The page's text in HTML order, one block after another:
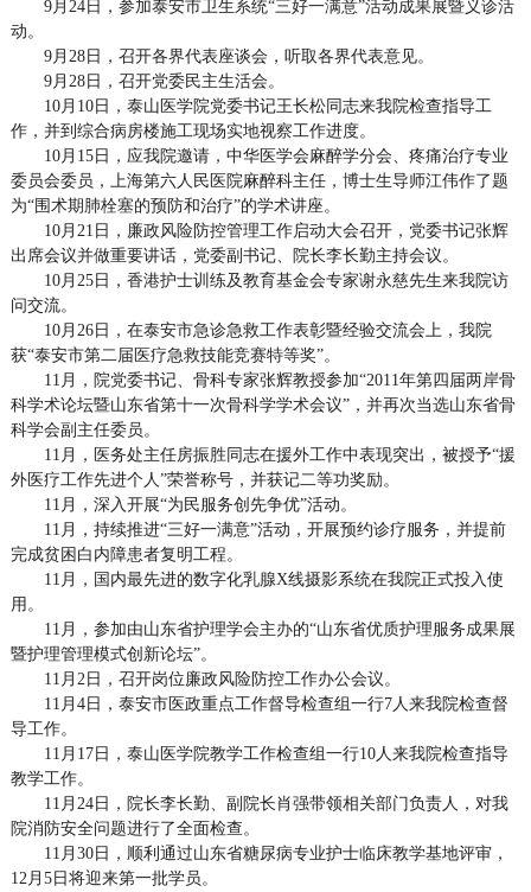
9月24日，参加泰安市卫生系统“三好一满意”活动成果展暨义诊活
动。
9月28日，召开各界代表座谈会，听取各界代表意见。
9月28日，召开党委民主生活会。
10月10日，泰山医学院党委书记王长松同志来我院检查指导工
作，并到综合病房楼施工现场实地视察工作进度。
10月15日，应我院邀请，中华医学会麻醉学分会、疼痛治疗专业
委员会委员，上海第六人民医院麻醉科主任，博士生导师江伟作了题
为“围术期肺栓塞的预防和治疗”的学术讲座。
10月21日，廉政风险防控管理工作启动大会召开，党委书记张辉
出席会议并做重要讲话，党委副书记、院长李长勤主持会议。
10月25日，香港护士训练及教育基金会专家谢永慈先生来我院访
问交流。
10月26日，在泰安市急诊急救工作表彰暨经验交流会上，我院
获“泰安市第二届医疗急救技能竞赛特等奖”。
11月，院党委书记、骨科专家张辉教授参加“2011年第四届两岸骨
科学术论坛暨山东省第十一次骨科学学术会议”，并再次当选山东省骨
科学会副主任委员。
11月，医务处主任房振胜同志在援外工作中表现突出，被授予“援
外医疗工作先进个人”荣誉称号，并获记二等功奖励。
11月，深入开展“为民服务创先争优”活动。
11月，持续推进“三好一满意”活动，开展预约诊疗服务，并提前
完成贫困白内障患者复明工程。
11月，国内最先进的数字化乳腺X线摄影系统在我院正式投入使
用。
11月，参加由山东省护理学会主办的“山东省优质护理服务成果展
暨护理管理模式创新论坛”。
11月2日，召开岗位廉政风险防控工作办公会议。
11月4日，泰安市医政重点工作督导检查组一行7人来我院检查督
导工作。
11月17日，泰山医学院教学工作检查组一行10人来我院检查指导
教学工作。
11月24日，院长李长勤、副院长肖强带领相关部门负责人，对我
院消防安全问题进行了全面检查。
11月30日，顺利通过山东省糖尿病专业护士临床教学基地评审，
12月5日将迎来第一批学员。